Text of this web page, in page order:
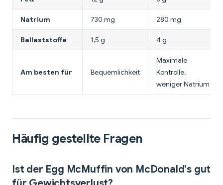
Natrium 730 mg 280 mg
Ballaststoffe 1,5 g 4 g
Am besten für Bequemlichkeit
Maximale
Kontrolle,
weniger Natrium
Häufig gestellte Fragen
Ist der Egg McMuffin von McDonald's gut